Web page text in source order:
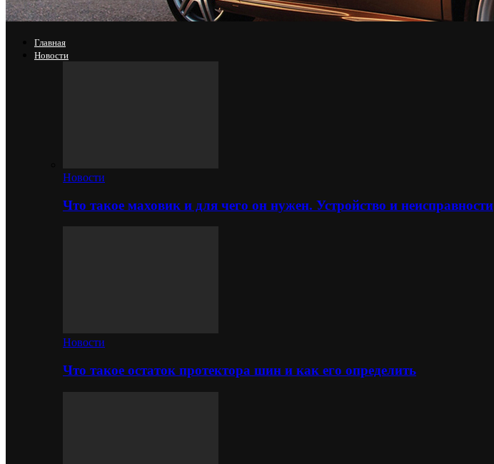
Главная
Новости
Новости
Что такое маховик и для чего он нужен. Устройство и неисправности
Новости
Что такое остаток протектора шин и как его определить